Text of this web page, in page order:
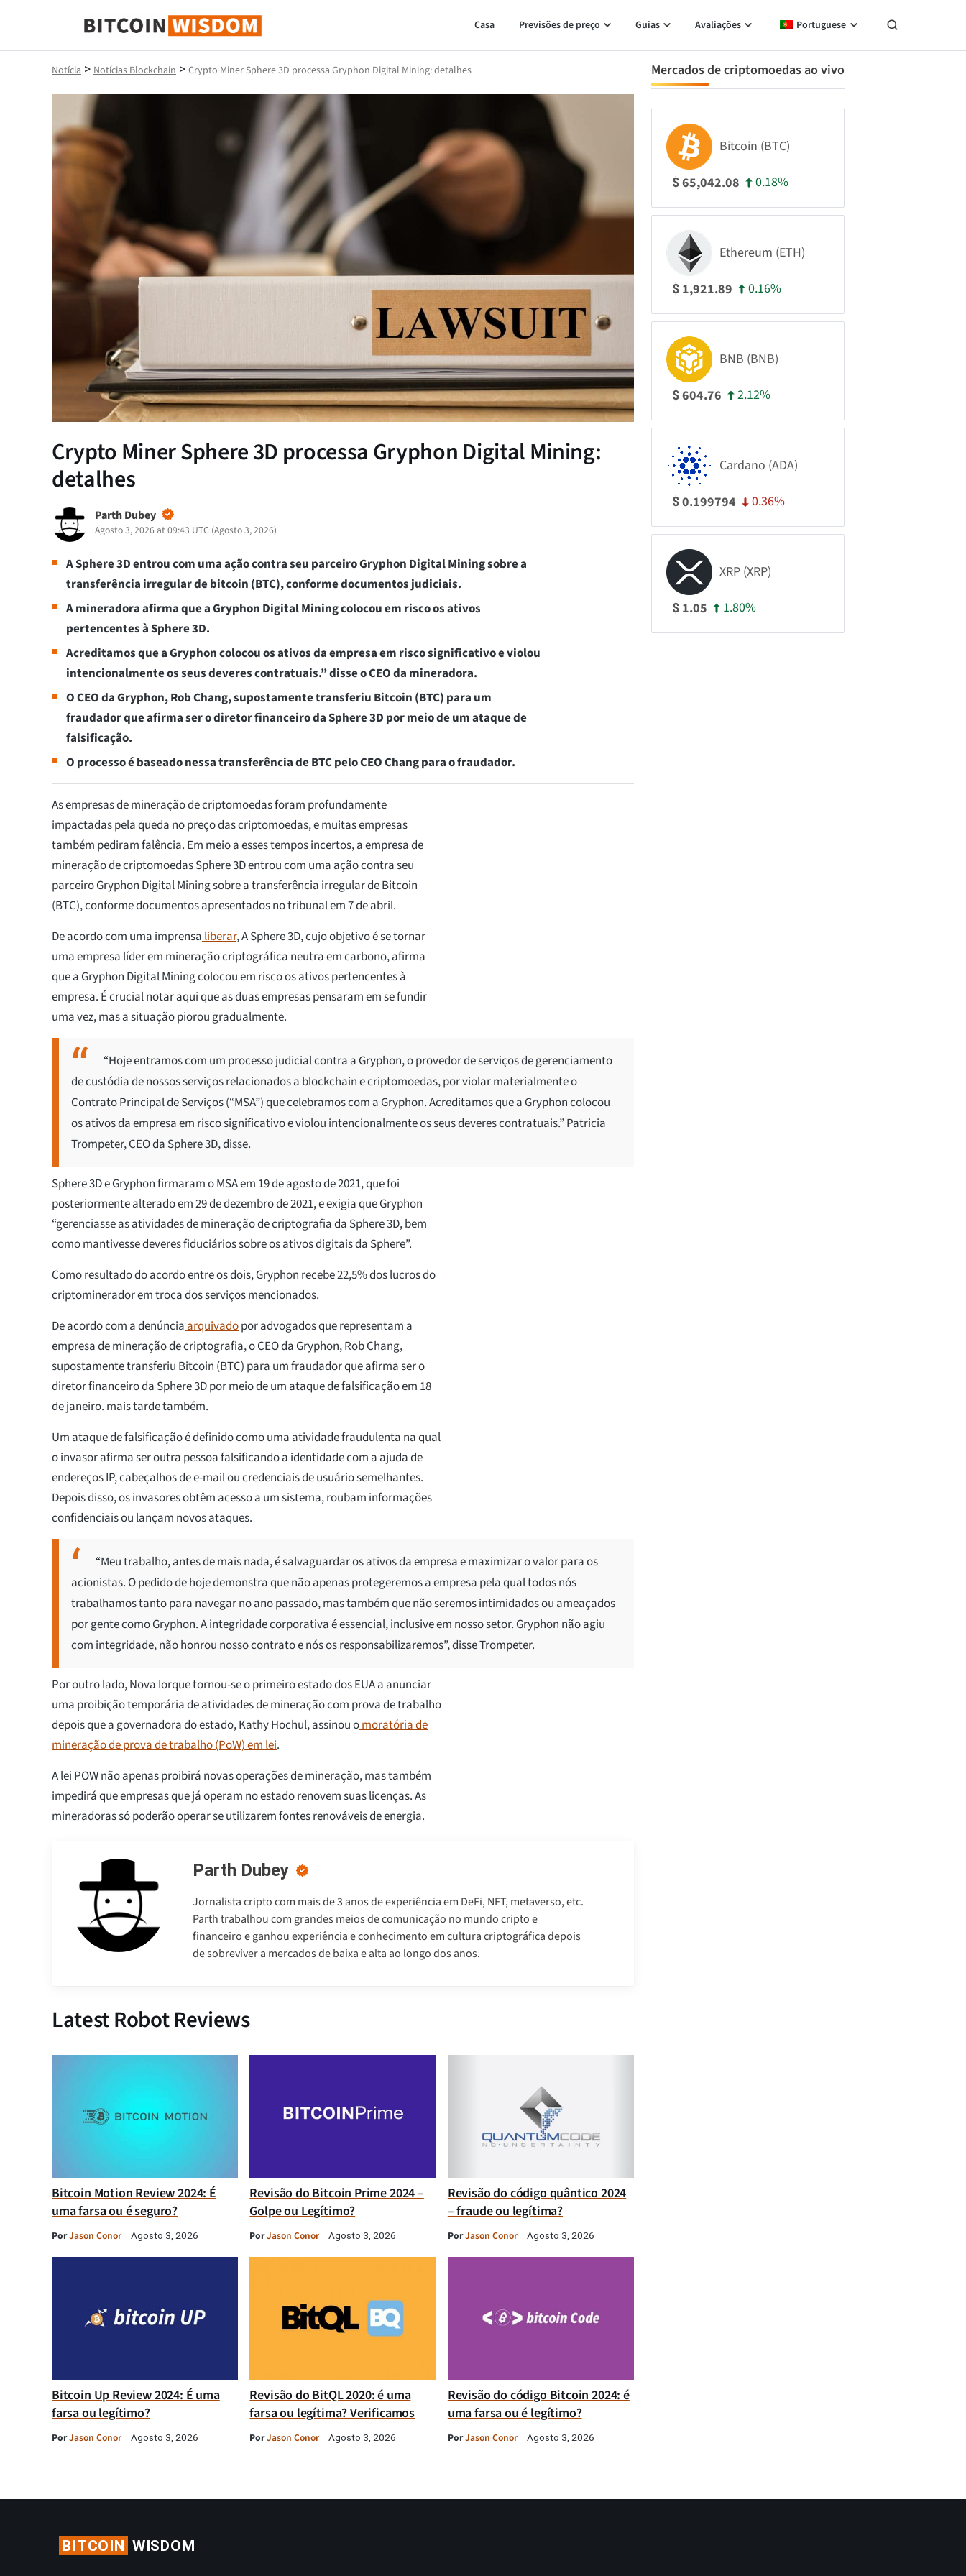
Sabedoria do Bitcoin
Casa Previsões de preço Guias Avaliações Portuguese
Notícia > Notícias Blockchain > Crypto Miner Sphere 3D processa Gryphon Digital Mining: detalhes
Crypto Miner Sphere 3D processa Gryphon Digital Mining:
detalhes
Parth Dubey
Agosto 3, 2026 at 09:43 UTC (Agosto 3, 2026)
A Sphere 3D entrou com uma ação contra seu parceiro Gryphon Digital Mining sobre a
transferência irregular de bitcoin (BTC), conforme documentos judiciais.
A mineradora afirma que a Gryphon Digital Mining colocou em risco os ativos
pertencentes à Sphere 3D.
Acreditamos que a Gryphon colocou os ativos da empresa em risco significativo e violou
intencionalmente os seus deveres contratuais.” disse o CEO da mineradora.
O CEO da Gryphon, Rob Chang, supostamente transferiu Bitcoin (BTC) para um
fraudador que afirma ser o diretor financeiro da Sphere 3D por meio de um ataque de
falsificação.
O processo é baseado nessa transferência de BTC pelo CEO Chang para o fraudador.
As empresas de mineração de criptomoedas foram profundamente
impactadas pela queda no preço das criptomoedas, e muitas empresas
também pediram falência. Em meio a esses tempos incertos, a empresa de
mineração de criptomoedas Sphere 3D entrou com uma ação contra seu
parceiro Gryphon Digital Mining sobre a transferência irregular de Bitcoin
(BTC), conforme documentos apresentados no tribunal em 7 de abril.
De acordo com uma imprensa liberar, A Sphere 3D, cujo objetivo é se tornar
uma empresa líder em mineração criptográfica neutra em carbono, afirma
que a Gryphon Digital Mining colocou em risco os ativos pertencentes à
empresa. É crucial notar aqui que as duas empresas pensaram em se fundir
uma vez, mas a situação piorou gradualmente.
“Hoje entramos com um processo judicial contra a Gryphon, o provedor de serviços de gerenciamento
de custódia de nossos serviços relacionados a blockchain e criptomoedas, por violar materialmente o
Contrato Principal de Serviços (“MSA”) que celebramos com a Gryphon. Acreditamos que a Gryphon colocou
os ativos da empresa em risco significativo e violou intencionalmente os seus deveres contratuais.” Patricia
Trompeter, CEO da Sphere 3D, disse.
Sphere 3D e Gryphon firmaram o MSA em 19 de agosto de 2021, que foi
posteriormente alterado em 29 de dezembro de 2021, e exigia que Gryphon
“gerenciasse as atividades de mineração de criptografia da Sphere 3D, bem
como mantivesse deveres fiduciários sobre os ativos digitais da Sphere”.
Como resultado do acordo entre os dois, Gryphon recebe 22,5% dos lucros do
criptominerador em troca dos serviços mencionados.
De acordo com a denúncia arquivadopor advogados que representam a
empresa de mineração de criptografia, o CEO da Gryphon, Rob Chang,
supostamente transferiu Bitcoin (BTC) para um fraudador que afirma ser o
diretor financeiro da Sphere 3D por meio de um ataque de falsificação em 18
de janeiro. mais tarde também.
Um ataque de falsificação é definido como uma atividade fraudulenta na qual
o invasor afirma ser outra pessoa falsificando a identidade com a ajuda de
endereços IP, cabeçalhos de e-mail ou credenciais de usuário semelhantes.
Depois disso, os invasores obtêm acesso a um sistema, roubam informações
confidenciais ou lançam novos ataques.
“Meu trabalho, antes de mais nada, é salvaguardar os ativos da empresa e maximizar o valor para os
acionistas. O pedido de hoje demonstra que não apenas protegeremos a empresa pela qual todos nós
trabalhamos tanto para navegar no ano passado, mas também que não seremos intimidados ou ameaçados
por gente como Gryphon. A integridade corporativa é essencial, inclusive em nosso setor. Gryphon não agiu
com integridade, não honrou nosso contrato e nós os responsabilizaremos”, disse Trompeter.
Por outro lado, Nova Iorque tornou-se o primeiro estado dos EUA a anunciar
uma proibição temporária de atividades de mineração com prova de trabalho
depois que a governadora do estado, Kathy Hochul, assinou omoratória de
mineração de prova de trabalho (PoW) em lei.
A lei POW não apenas proibirá novas operações de mineração, mas também
impedirá que empresas que já operam no estado renovem suas licenças. As
mineradoras só poderão operar se utilizarem fontes renováveis de energia.
Parth Dubey
Jornalista cripto com mais de 3 anos de experiência em DeFi, NFT, metaverso, etc.
Parth trabalhou com grandes meios de comunicação no mundo cripto e
financeiro e ganhou experiência e conhecimento em cultura criptográfica depois
de sobreviver a mercados de baixa e alta ao longo dos anos.
Latest Robot Reviews
Bitcoin Motion Review 2024: É
uma farsa ou é seguro?
PorJason Conor Agosto 3, 2026
Revisão do Bitcoin Prime 2024 –
Golpe ou Legítimo?
PorJason Conor Agosto 3, 2026
Revisão do código quântico 2024
– fraude ou legítima?
PorJason Conor Agosto 3, 2026
Bitcoin Up Review 2024: É uma
farsa ou legítimo?
PorJason Conor Agosto 3, 2026
Revisão do BitQL 2020: é uma
farsa ou legítima? Verificamos
PorJason Conor Agosto 3, 2026
Revisão do código Bitcoin 2024: é
uma farsa ou é legítimo?
PorJason Conor Agosto 3, 2026
Mercados de criptomoedas ao vivo
Bitcoin (BTC)
$65,042.08 0.18%
Ethereum (ETH)
$ 1,921.89 0.16%
BNB (BNB)
$604.76 2.12%
Cardano (ADA)
$0.199794 0.36%
XRP (XRP)
$ 1.05 1.80%
BITCOIN WISDOM